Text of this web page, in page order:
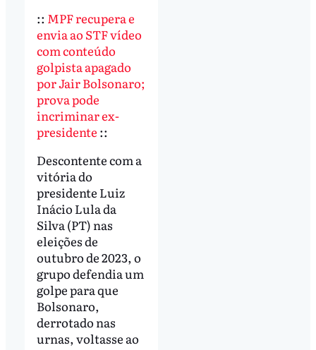
:: MPF recupera e
envia ao STF vídeo
com conteúdo
golpista apagado
por Jair Bolsonaro;
prova pode
incriminar ex-
presidente ::
Descontente com a
vitória do
presidente Luiz
Inácio Lula da
Silva (PT) nas
eleições de
outubro de 2023, o
grupo defendia um
golpe para que
Bolsonaro,
derrotado nas
urnas, voltasse ao